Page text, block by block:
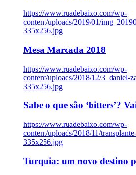
https://www.ruadebaixo.com/wp-
content/uploads/2019/01/
335x256.jpg
Mesa Marcada 2018
https://www.ruadebaixo.com/wp-
content/uploads/2018/12/3_daniel-
335x256.jpg
Sabe o que são ‘bitters’?
https://www.ruadebaixo.com/wp-
content/uploads/2018/11/
335x256.jpg
Turquia: um novo destino